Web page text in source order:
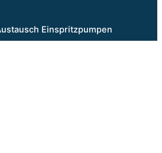
Einspritzpumpen